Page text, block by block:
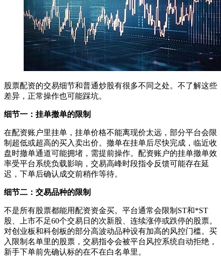
股票配资的交易细节和普通炒股有很多不同之处。不了解这些
差异，正常操作也可能踩坑。
细节一：挂单撤单的限制
在配资账户里挂单，挂单价格不能离现价太远，部分平台会限
制超低或超高的买入卖出价。撤单在挂单后尽快完成，临近收
盘时撤单通道可能拥堵，需提前操作。配资账户的挂单撤单效
率受平台系统负载影响，交易高峰时段指令反馈可能存在延
迟，下单后确认成交前稍作等待。
细节二：交易品种的限制
不是所有股票都能用配资资金买。平台通常会限制ST和*ST
股、上市不足60个交易日的次新股、连续涨停或跌停的股票。
对创业板和科创板的部分高波动品种设有加高的风控门槛。买
入限制名单里的股票，交易指令会被平台风控系统自动拒绝，
新手下单前先确认标的在不在白名单里。